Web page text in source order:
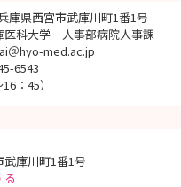
庫県西宮市武庫川町1番1号
医科大学 人事部病院人事課
＠hyo-med.ac.jp
6543
：45）
庫川町1番1号
る